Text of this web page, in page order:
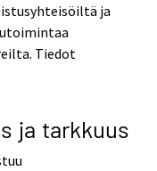
ja
Tiedot
ja tarkkuus